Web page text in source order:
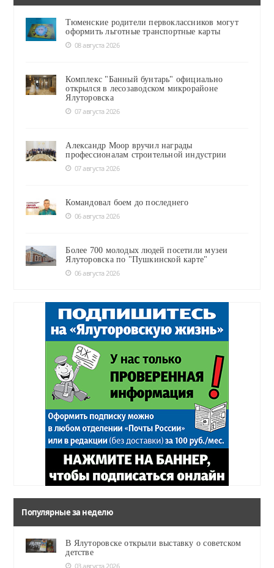
Тюменские родители первоклассников могут
оформить льготные транспортные карты
08 августа 2026
Комплекс "Банный бунтарь" официально
открылся в лесозаводском микрорайоне
Ялуторовска
07 августа 2026
Александр Моор вручил награды
профессионалам строительной индустрии
07 августа 2026
Командовал боем до последнего
06 августа 2026
Более 700 молодых людей посетили музеи
Ялуторовска по "Пушкинской карте"
06 августа 2026
Популярные за неделю
В Ялуторовске открыли выставку о советском
детстве
03 августа 2026